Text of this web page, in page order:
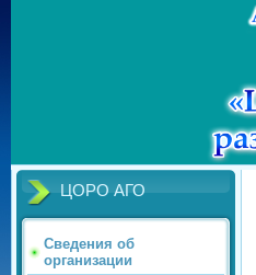
ЦОРО АГО
Сведения об
организации